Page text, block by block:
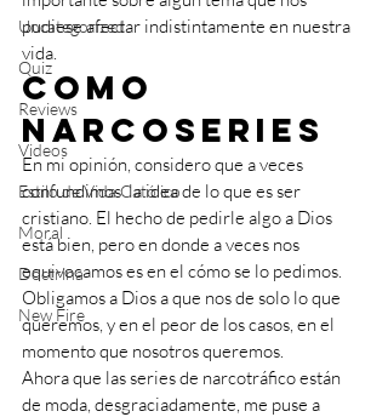
Uncategorized
Quiz
Reviews
Videos
Estilo de Vida Católico
Moral
Doctrina
New Fire
pudiese afectar indistintamente en nuestra
vida.
Como
narcoseries
En mi opinión, considero que a veces
confundimos  la idea de lo que es ser
cristiano. El hecho de pedirle algo a Dios
está bien, pero en donde a veces nos
equivocamos es en el cómo se lo pedimos.
Obligamos a Dios a que nos de solo lo que
queremos, y en el peor de los casos, en el
momento que nosotros queremos.
Ahora que las series de narcotráfico están
de moda, desgraciadamente, me puse a